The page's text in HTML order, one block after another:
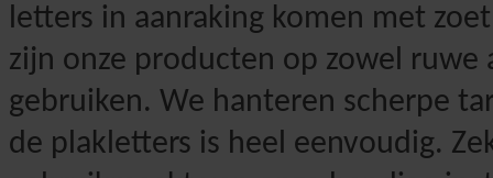
letters in aanraking komen met
zijn onze producten op zowel ruwe
gebruiken. We hanteren scherpe
de plakletters is heel eenvoudig.